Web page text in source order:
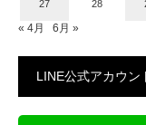
27 28
« 4月 6月 »
LINE公式アカウン